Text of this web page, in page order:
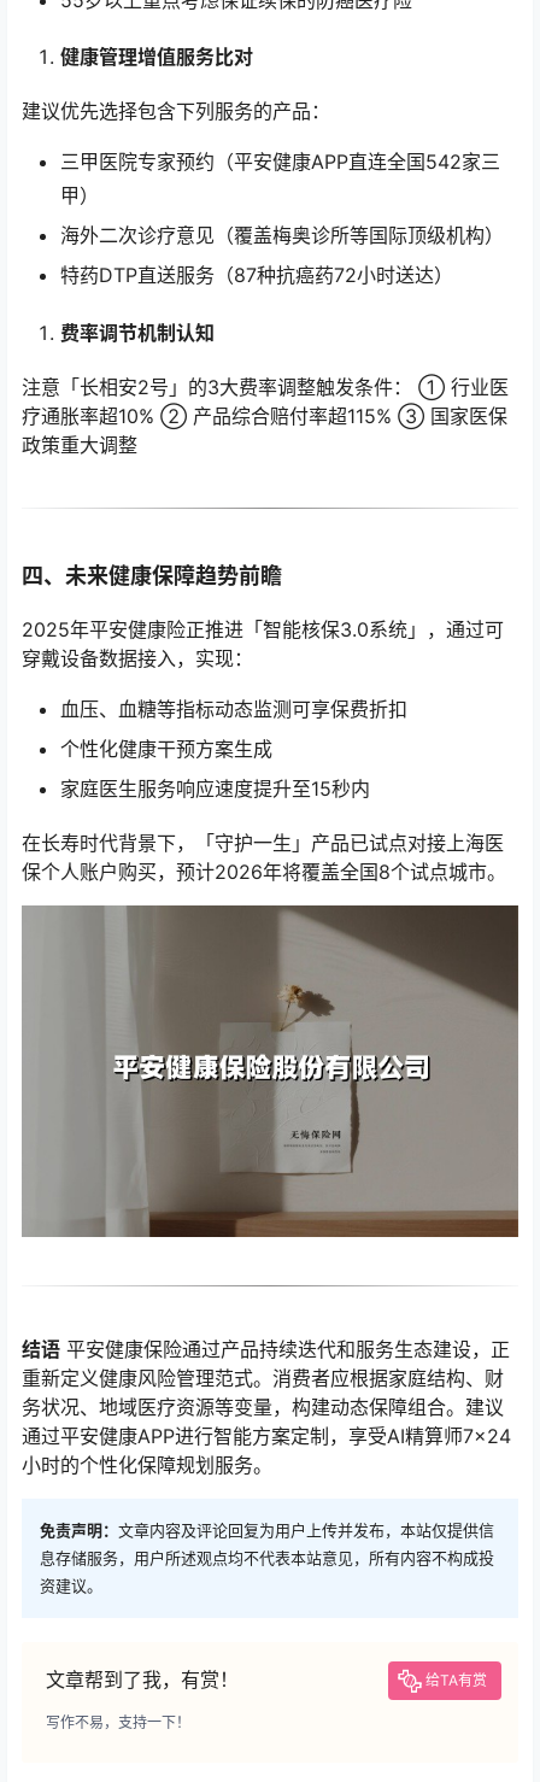
健康管理增值服务比对
建议优先选择包含下列服务的产品：
三甲医院专家预约（平安健康APP直连全国542家三
甲）
海外二次诊疗意见（覆盖梅奥诊所等国际顶级机构）
特药DTP直送服务（87种抗癌药72小时送达）
费率调节机制认知
注意「长相安2号」的3大费率调整触发条件： ① 行业医
疗通胀率超10% ② 产品综合赔付率超115% ③ 国家医保
政策重大调整
四、未来健康保障趋势前瞻
2025年平安健康险正推进「智能核保3.0系统」，通过可
穿戴设备数据接入，实现：
血压、血糖等指标动态监测可享保费折扣
个性化健康干预方案生成
家庭医生服务响应速度提升至15秒内
在长寿时代背景下，「守护一生」产品已试点对接上海医
保个人账户购买，预计2026年将覆盖全国8个试点城市。
结语 平安健康保险通过产品持续迭代和服务生态建设，正
重新定义健康风险管理范式。消费者应根据家庭结构、财
务状况、地域医疗资源等变量，构建动态保障组合。建议
通过平安健康APP进行智能方案定制，享受AI精算师7×24
小时的个性化保障规划服务。
免责声明： 文章内容及评论回复为用户上传并发布，本站仅提供信
息存储服务，用户所述观点均不代表本站意见，所有内容不构成投
资建议。
文章帮到了我，有赏！ 给TA有赏
写作不易，支持一下！